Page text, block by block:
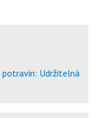
Udržitelná